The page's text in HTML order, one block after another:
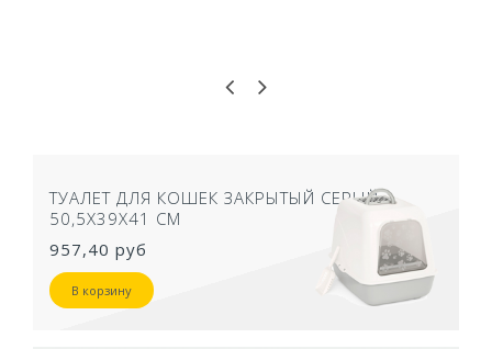
ТУАЛЕТ ДЛЯ КОШЕК ЗАКРЫТЫЙ СЕРЫЙ
50,5Х39Х41 СМ
957,40 руб
В корзину